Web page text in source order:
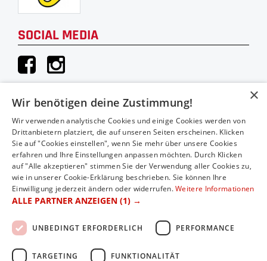
SOCIAL MEDIA
KONTAKT
Hauthaler Vertriebs GmbH
Moosstraße 52A
5020 Salzburg
Telefon: 0043 (0)662/83 04 04
×
Wir benötigen deine Zustimmung!
Wir verwenden analytische Cookies und einige Cookies werden von
Drittanbietern platziert, die auf unseren Seiten erscheinen. Klicken
Sie auf "Cookies einstellen", wenn Sie mehr über unsere Cookies
erfahren und Ihre Einstellungen anpassen möchten. Durch Klicken
auf "Alle akzeptieren" stimmen Sie der Verwendung aller Cookies zu,
wie in unserer Cookie-Erklärung beschrieben. Sie können Ihre
Einwilligung jederzeit ändern oder widerrufen.Weitere Informationen
ALLE PARTNER ANZEIGEN (1) →
UNBEDINGT ERFORDERLICH PERFORMANCE
TARGETING FUNKTIONALITÄT